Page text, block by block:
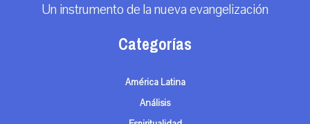
Un instrumento de la nueva evangelización
Categorías
América Latina
Análisis